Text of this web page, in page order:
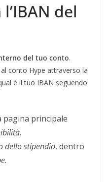
del
del tuo conto.
conto Hype attraverso la
è il tuo IBAN seguendo
pagina principale
.
dello stipendio, dentro
.